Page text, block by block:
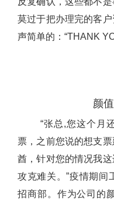
莫过于把办理完的客
声简单的：“THANK
颜
“张总,您这个月还
票，之前您说的想支
酋，针对您的情况我
攻克难关。”疫情期间
招商部。作为公司的